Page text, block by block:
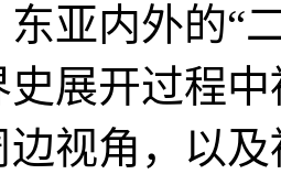
东亚内外的“
史展开过程
边视角，以